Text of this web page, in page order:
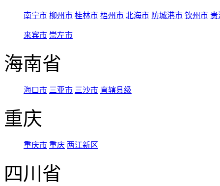
南宁市 柳州市 桂林市 梧州市 北海市 防城港市 钦州市 贵
来宾市 崇左市
海南省
海口市 三亚市 三沙市 直辖县级
重庆
重庆市 重庆 两江新区
四川省